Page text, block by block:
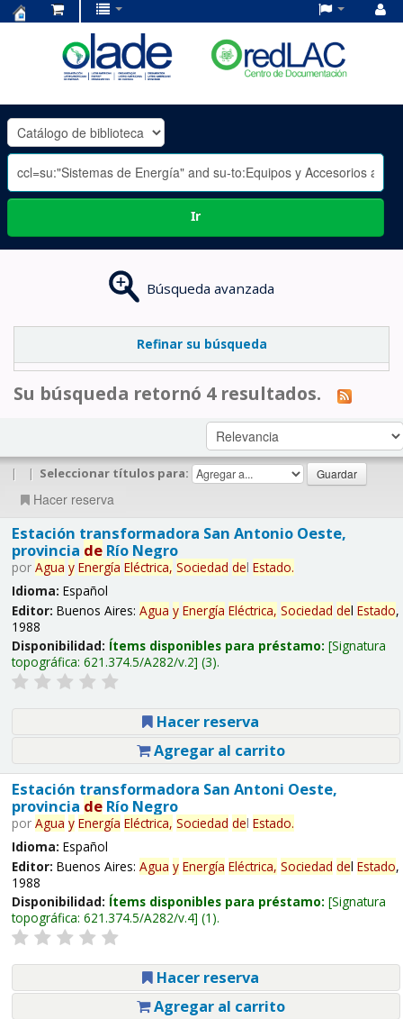
OLADE
-
Ir
Búsqueda avanzada
Refinar su búsqueda
Su búsqueda retornó 4 resultados.
| | Seleccionar títulos para:
Hacer reserva
Estación transformadora San Antonio Oeste,
provincia deRío Negro
por Agua y Energía Eléctrica, Sociedad del Estado.
Idioma: Español
Editor: Buenos Aires: Agua y Energía Eléctrica, Sociedad del Estado,
1988
Disponibilidad: Ítems disponibles para préstamo: Signatura
topográfica: 621.374.5/A282/v.2 (3).
Hacer reserva
Agregar al carrito
Estación transformadora San Antoni Oeste,
provincia deRío Negro
por Agua y Energía Eléctrica, Sociedad del Estado.
Idioma: Español
Editor: Buenos Aires: Agua y Energía Eléctrica, Sociedad del Estado,
1988
Disponibilidad: Ítems disponibles para préstamo: Signatura
topográfica: 621.374.5/A282/v.4 (1).
Hacer reserva
Agregar al carrito